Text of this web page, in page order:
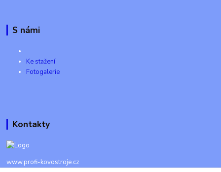
S námi
Ke stažení
Fotogalerie
Kontakty
www.profi-kovostroje.cz